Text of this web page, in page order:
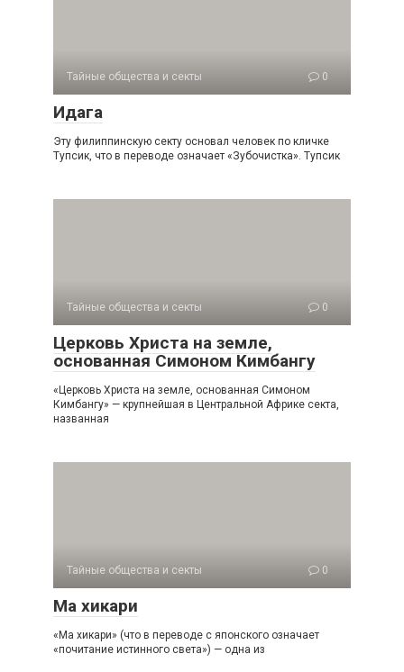
Тайные общества и секты 0
Идага
Эту филиппинскую секту основал человек по кличке
Тупсик, что в переводе означает «Зубочистка». Тупсик
Тайные общества и секты 0
Церковь Христа на земле,
основанная Симоном Кимбангу
«Церковь Христа на земле, основанная Симоном
Кимбангу» — крупнейшая в Центральной Африке секта,
названная
Тайные общества и секты 0
Ма хикари
«Ма хикари» (что в переводе с японского означает
«почитание истинного света») — одна из